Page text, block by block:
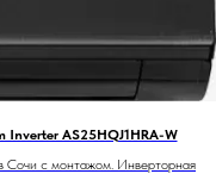
AS25HQJ1HRA-W
Сочи с монтажом. Инверторная